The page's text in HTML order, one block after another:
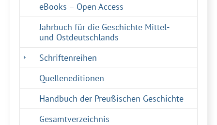
eBooks – Open Access
Jahrbuch für die Geschichte Mittel-
und Ostdeutschlands
Schriftenreihen
Quelleneditionen
Handbuch der Preußischen Geschichte
Gesamtverzeichnis